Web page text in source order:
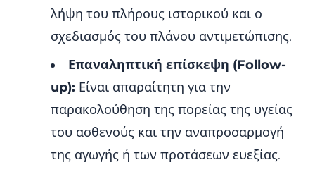
λήψη του πλήρους ιστορικού και ο
σχεδιασμός του πλάνου αντιμετώπισης.
Επαναληπτική επίσκεψη (Follow-
up): Είναι απαραίτητη για την
παρακολούθηση της πορείας της υγείας
του ασθενούς και την αναπροσαρμογή
της αγωγής ή των προτάσεων ευεξίας.